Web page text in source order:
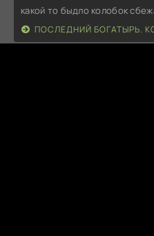
какой то быдло колобок
ПОСЛЕДНИЙ БОГАТЫРЬ.